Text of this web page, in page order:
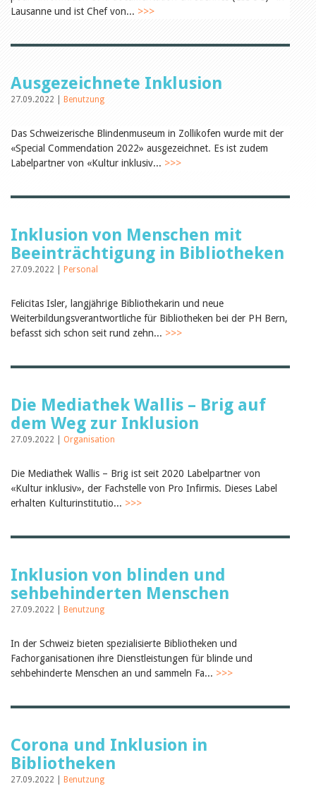
Leseförderung
Tags
Aus- und Weiterbildung
Veranstaltungen
Bibliothek und Schule
Bibliotheksförderung
Zielpublikum Kinder und
Jugendliche
Bibliotheksangebote
Unterstützungsbeiträge
Rezensionen
Schweizer Literatur
Alle Tags
Julie Greub
Birgit Libiszewski
Ursula Strahm
Sibylle Birrer
Felicitas Isler
Andrea Grichting
Therese von Weissenfluh
Nicole Rothen
Alle Autoren
Archiv
März 2026
September 2025
Juli 2025
Juni 2025
2024
2023
2022
2017
2016
2015
2014
Lausanne und ist Chef von... >>>
Ausgezeichnete Inklusion
27.09.2022 | Benutzung
Das Schweizerische Blindenmuseum in Zollikofen wurde mit der
«Special Commendation 2022» ausgezeichnet. Es ist zudem
Labelpartner von «Kultur inklusiv... >>>
Inklusion von Menschen mit
Beeinträchtigung in Bibliotheken
27.09.2022 | Personal
Felicitas Isler, langjährige Bibliothekarin und neue
Weiterbildungsverantwortliche für Bibliotheken bei der PH Bern,
befasst sich schon seit rund zehn... >>>
Die Mediathek Wallis – Brig auf
dem Weg zur Inklusion
27.09.2022 | Organisation
Die Mediathek Wallis – Brig ist seit 2020 Labelpartner von
«Kultur inklusiv», der Fachstelle von Pro Infirmis. Dieses Label
erhalten Kulturinstitutio... >>>
Inklusion von blinden und
sehbehinderten Menschen
27.09.2022 | Benutzung
In der Schweiz bieten spezialisierte Bibliotheken und
Fachorganisationen ihre Dienstleistungen für blinde und
sehbehinderte Menschen an und sammeln Fa... >>>
Corona und Inklusion in
Bibliotheken
27.09.2022 | Benutzung